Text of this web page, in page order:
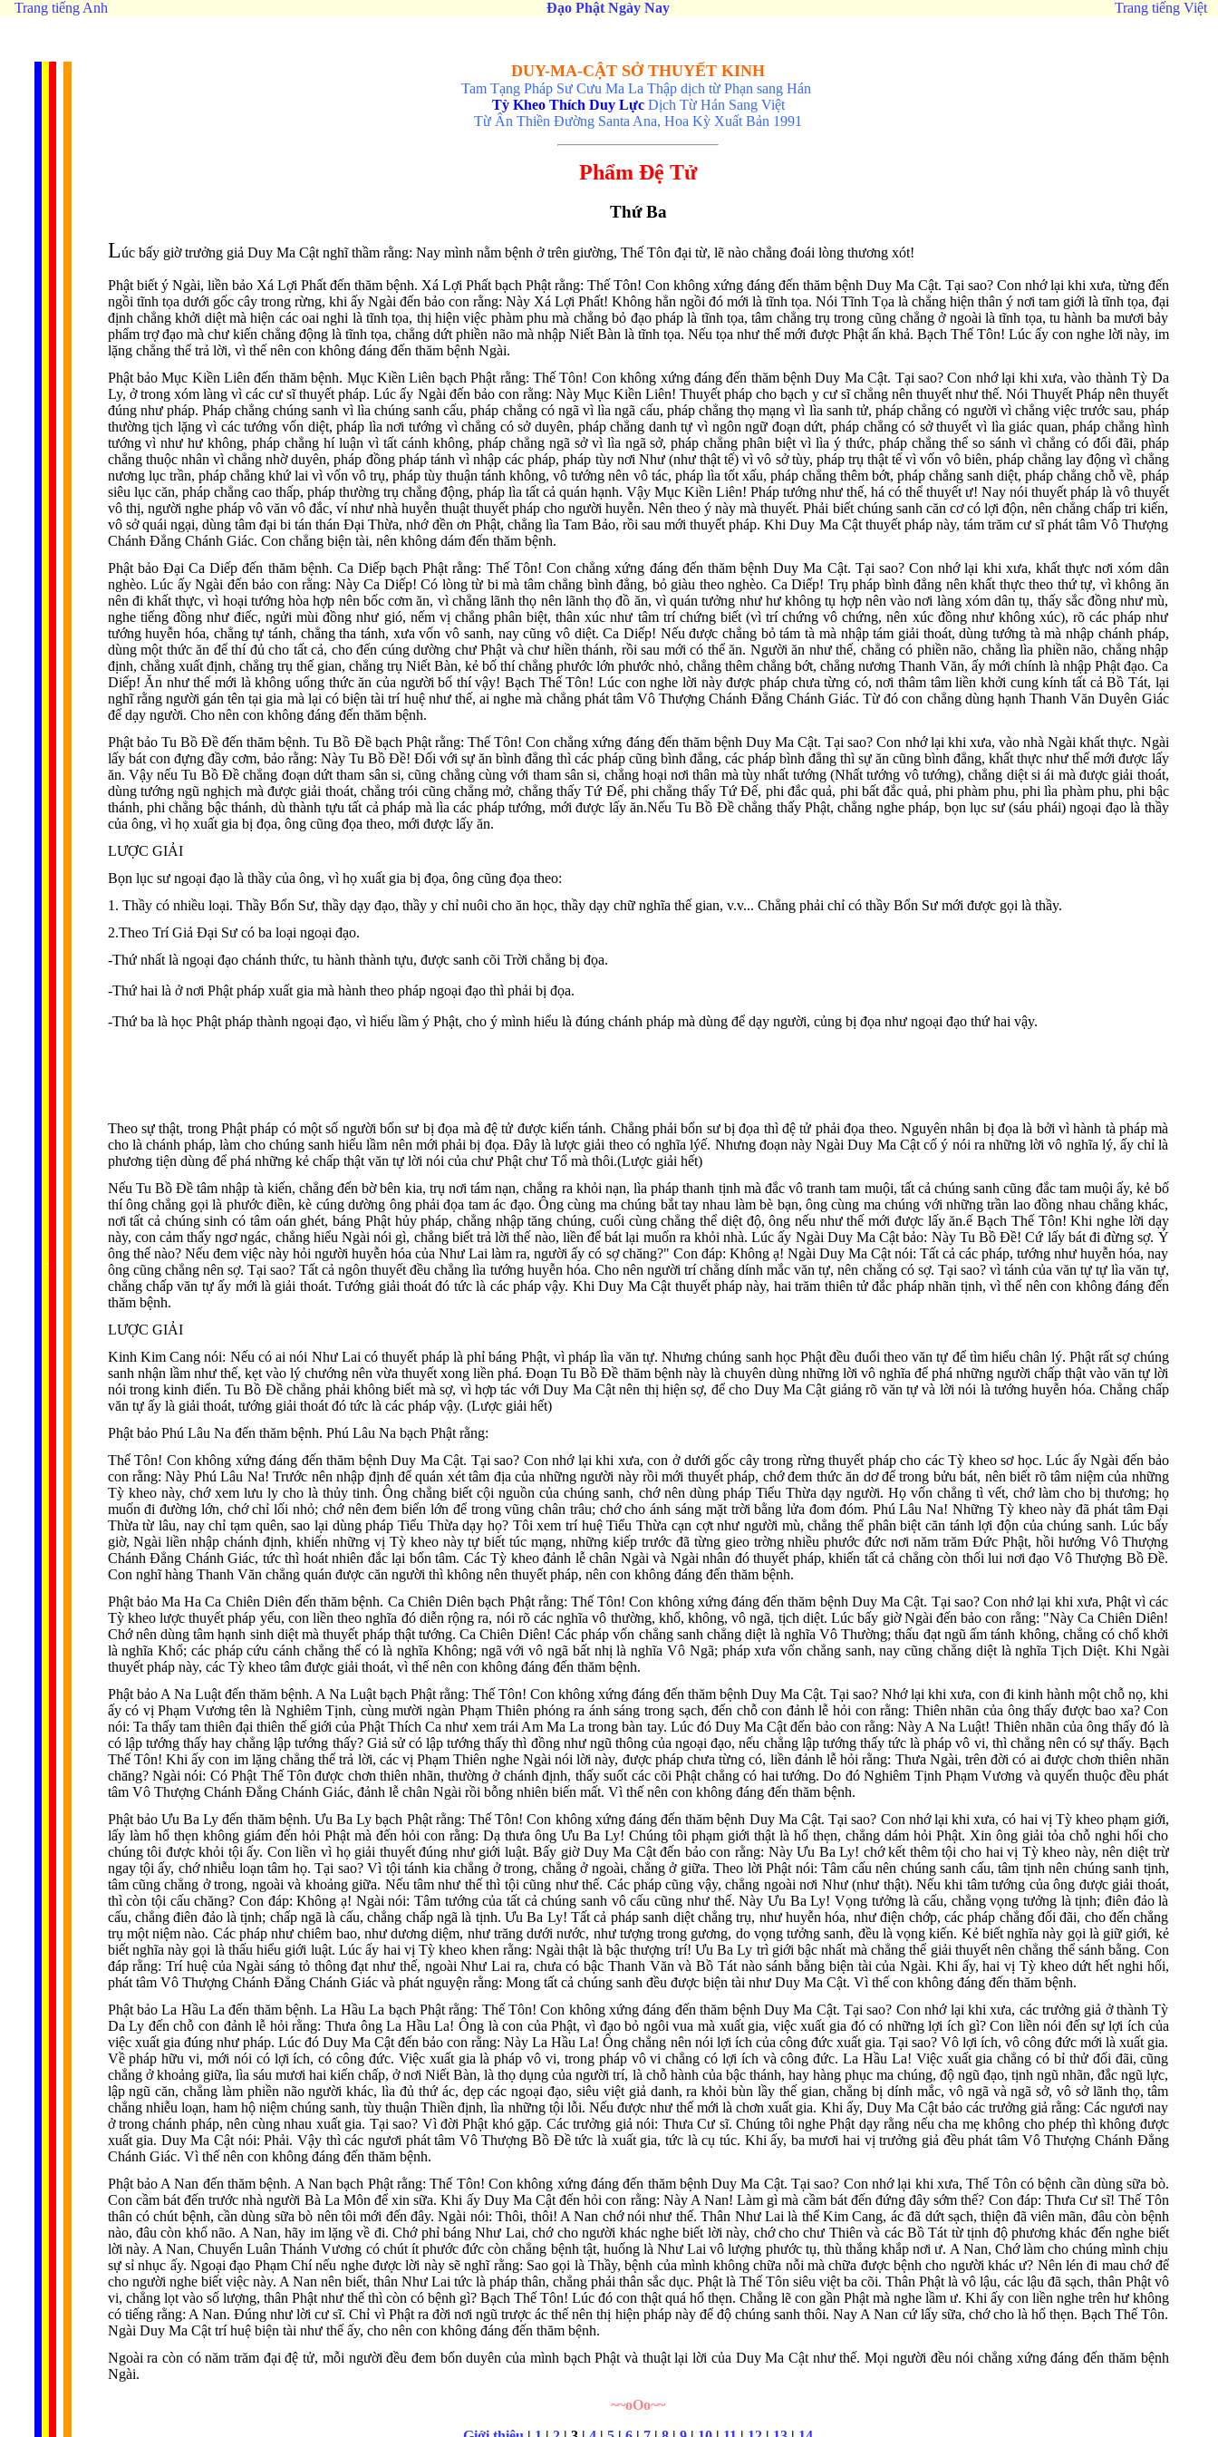
Trang tiếng Anh Đạo Phật Ngày Nay Trang tiếng Việt
.
DUY-MA-CẬT SỞ THUYẾT KINH
Tam Tạng Pháp Sư Cưu Ma La Thập dịch từ Phạn sang Hán
Tỳ Kheo Thích Duy LựcDịch Từ Hán Sang Việt
Từ Ân Thiền Ðường Santa Ana, Hoa Kỳ Xuất Bản 1991
Phẩm Ðệ Tử
Thứ Ba
Lúc bấy giờ trưởng giả Duy Ma Cật nghĩ thầm rằng: Nay mình nằm bệnh ở trên giường, Thế Tôn đại từ, lẽ nào chẳng đoái lòng thương xót!
Phật biết ý Ngài, liền bảo Xá Lợi Phất đến thăm bệnh. Xá Lợi Phất bạch Phật rằng: Thế Tôn! Con không xứng đáng đến thăm bệnh Duy Ma Cật. Tại sao? Con nhớ lại khi xưa, từng đến
ngồi tĩnh tọa dưới gốc cây trong rừng, khi ấy Ngài đến bảo con rằng: Này Xá Lợi Phất! Không hẳn ngồi đó mới là tĩnh tọa. Nói Tĩnh Tọa là chẳng hiện thân ý nơi tam giới là tĩnh tọa, đại
định chẳng khởi diệt mà hiện các oai nghi là tĩnh tọa, thị hiện việc phàm phu mà chẳng bỏ đạo pháp là tĩnh tọa, tâm chẳng trụ trong cũng chẳng ở ngoài là tĩnh tọa, tu hành ba mươi bảy
phẩm trợ đạo mà chư kiến chẳng động là tĩnh tọa, chẳng dứt phiền não mà nhập Niết Bàn là tĩnh tọa. Nếu tọa như thế mới được Phật ấn khả. Bạch Thế Tôn! Lúc ấy con nghe lời này, im
lặng chẳng thể trả lời, vì thế nên con không đáng đến thăm bệnh Ngài.
Phật bảo Mục Kiền Liên đến thăm bệnh. Mục Kiền Liên bạch Phật rằng: Thế Tôn! Con không xứng đáng đến thăm bệnh Duy Ma Cật. Tại sao? Con nhớ lại khi xưa, vào thành Tỳ Da
Ly, ở trong xóm làng vì các cư sĩ thuyết pháp. Lúc ấy Ngài đến bảo con rằng: Này Mục Kiền Liên! Thuyết pháp cho bạch y cư sĩ chẳng nên thuyết như thế. Nói Thuyết Pháp nên thuyết
đúng như pháp. Pháp chẳng chúng sanh vì lìa chúng sanh cấu, pháp chẳng có ngã vì lìa ngã cấu, pháp chẳng thọ mạng vì lìa sanh tử, pháp chẳng có người vì chẳng việc trước sau, pháp
thường tịch lặng vì các tướng vốn diệt, pháp lìa nơi tướng vì chẳng có sở duyên, pháp chẳng danh tự vì ngôn ngữ đoạn dứt, pháp chẳng có sở thuyết vì lìa giác quan, pháp chẳng hình
tướng vì như hư không, pháp chẳng hí luận vì tất cánh không, pháp chẳng ngã sở vì lìa ngã sở, pháp chẳng phân biệt vì lìa ý thức, pháp chẳng thể so sánh vì chẳng có đối đãi, pháp
chẳng thuộc nhân vì chẳng nhờ duyên, pháp đồng pháp tánh vì nhập các pháp, pháp tùy nơi Như (như thật tế) vì vô sở tùy, pháp trụ thật tế vì vốn vô biên, pháp chẳng lay động vì chẳng
nương lục trần, pháp chẳng khứ lai vì vốn vô trụ, pháp tùy thuận tánh không, vô tướng nên vô tác, pháp lìa tốt xấu, pháp chẳng thêm bớt, pháp chẳng sanh diệt, pháp chẳng chỗ về, pháp
siêu lục căn, pháp chẳng cao thấp, pháp thường trụ chẳng động, pháp lìa tất cả quán hạnh. Vậy Mục Kiền Liên! Pháp tướng như thế, há có thể thuyết ư! Nay nói thuyết pháp là vô thuyết
vô thị, người nghe pháp vô văn vô đắc, ví như nhà huyễn thuật thuyết pháp cho người huyễn. Nên theo ý này mà thuyết. Phải biết chúng sanh căn cơ có lợi độn, nên chẳng chấp tri kiến,
vô sở quái ngại, dùng tâm đại bi tán thán Ðại Thừa, nhớ đền ơn Phật, chẳng lìa Tam Bảo, rồi sau mới thuyết pháp. Khi Duy Ma Cật thuyết pháp này, tám trăm cư sĩ phát tâm Vô Thượng
Chánh Ðẳng Chánh Giác. Con chẳng biện tài, nên không dám đến thăm bệnh.
Phật bảo Ðại Ca Diếp đến thăm bệnh. Ca Diếp bạch Phật rằng: Thế Tôn! Con chẳng xứng đáng đến thăm bệnh Duy Ma Cật. Tại sao? Con nhớ lại khi xưa, khất thực nơi xóm dân
nghèo. Lúc ấy Ngài đến bảo con rằng: Này Ca Diếp! Có lòng từ bi mà tâm chẳng bình đẳng, bỏ giàu theo nghèo. Ca Diếp! Trụ pháp bình đẳng nên khất thực theo thứ tự, vì không ăn
nên đi khất thực, vì hoại tướng hòa hợp nên bốc cơm ăn, vì chẳng lãnh thọ nên lãnh thọ đồ ăn, vì quán tưởng như hư không tụ hợp nên vào nơi làng xóm dân tụ, thấy sắc đồng như mù,
nghe tiếng đồng như điếc, ngửi mùi đồng như gió, nếm vị chẳng phân biệt, thân xúc như tâm trí chứng biết (vì trí chứng vô chứng, nên xúc đồng như không xúc), rõ các pháp như
tướng huyễn hóa, chẳng tự tánh, chẳng tha tánh, xưa vốn vô sanh, nay cũng vô diệt. Ca Diếp! Nếu được chẳng bỏ tám tà mà nhập tám giải thoát, dùng tướng tà mà nhập chánh pháp,
dùng một thức ăn để thí đủ cho tất cả, cho đến cúng dường chư Phật và chư hiền thánh, rồi sau mới có thể ăn. Người ăn như thế, chẳng có phiền não, chẳng lìa phiền não, chẳng nhập
định, chẳng xuất định, chẳng trụ thế gian, chẳng trụ Niết Bàn, kẻ bố thí chẳng phước lớn phước nhỏ, chẳng thêm chẳng bớt, chẳng nương Thanh Văn, ấy mới chính là nhập Phật đạo. Ca
Diếp! Ăn như thế mới là không uổng thức ăn của người bố thí vậy! Bạch Thế Tôn! Lúc con nghe lời này được pháp chưa từng có, nơi thâm tâm liền khởi cung kính tất cả Bồ Tát, lại
nghĩ rằng người gán tên tại gia mà lại có biện tài trí huệ như thế, ai nghe mà chẳng phát tâm Vô Thượng Chánh Ðẳng Chánh Giác. Từ đó con chẳng dùng hạnh Thanh Văn Duyên Giác
để dạy người. Cho nên con không đáng đến thăm bệnh.
Phật bảo Tu Bồ Ðề đến thăm bệnh. Tu Bồ Ðề bạch Phật rằng: Thế Tôn! Con chẳng xứng đáng đến thăm bệnh Duy Ma Cật. Tại sao? Con nhớ lại khi xưa, vào nhà Ngài khất thực. Ngài
lấy bát con đựng đầy cơm, bảo rằng: Này Tu Bồ Ðề! Ðối với sự ăn bình đẳng thì các pháp cũng bình đẳng, các pháp bình đẳng thì sự ăn cũng bình đẳng, khất thực như thế mới được lấy
ăn. Vậy nếu Tu Bồ Ðề chẳng đoạn dứt tham sân si, cũng chẳng cùng với tham sân si, chẳng hoại nơi thân mà tùy nhất tướng (Nhất tướng vô tướng), chẳng diệt si ái mà được giải thoát,
dùng tướng ngũ nghịch mà được giải thoát, chẳng trói cũng chẳng mở, chẳng thấy Tứ Ðế, phi chẳng thấy Tứ Ðế, phi đắc quả, phi bất đắc quả, phi phàm phu, phi lìa phàm phu, phi bậc
thánh, phi chẳng bậc thánh, dù thành tựu tất cả pháp mà lìa các pháp tướng, mới được lấy ăn.Nếu Tu Bồ Ðề chẳng thấy Phật, chẳng nghe pháp, bọn lục sư (sáu phái) ngoại đạo là thầy
của ông, vì họ xuất gia bị đọa, ông cũng đọa theo, mới được lấy ăn.
LƯỢC GIẢI
Bọn lục sư ngoại đạo là thầy của ông, vì họ xuất gia bị đọa, ông cũng đọa theo:
1. Thầy có nhiều loại. Thầy Bổn Sư, thầy dạy đạo, thầy y chỉ nuôi cho ăn học, thầy dạy chữ nghĩa thế gian, v.v... Chẳng phải chỉ có thầy Bổn Sư mới được gọi là thầy.
2.Theo Trí Giả Ðại Sư có ba loại ngoại đạo.
-Thứ nhất là ngoại đạo chánh thức, tu hành thành tựu, được sanh cõi Trời chẳng bị đọa.
-Thứ hai là ở nơi Phật pháp xuất gia mà hành theo pháp ngoại đạo thì phải bị đọa.
-Thứ ba là học Phật pháp thành ngoại đạo, vì hiểu lầm ý Phật, cho ý mình hiểu là đúng chánh pháp mà dùng để dạy người, củng bị đọa như ngoại đạo thứ hai vậy.
Theo sự thật, trong Phật pháp có một số người bổn sư bị đọa mà đệ tử được kiến tánh. Chẳng phải bổn sư bị đọa thì đệ tử phải đọa theo. Nguyên nhân bị đọa là bởi vì hành tà pháp mà
cho là chánh pháp, làm cho chúng sanh hiểu lầm nên mới phải bị đọa. Ðây là lược giải theo có nghĩa lýế. Nhưng đoạn này Ngài Duy Ma Cật cố ý nói ra những lời vô nghĩa lý, ấy chỉ là
phương tiện dùng để phá những kẻ chấp thật văn tự lời nói của chư Phật chư Tổ mà thôi.(Lược giải hết)
Nếu Tu Bồ Ðề tâm nhập tà kiến, chẳng đến bờ bên kia, trụ nơi tám nạn, chẳng ra khỏi nạn, lìa pháp thanh tịnh mà đắc vô tranh tam muội, tất cả chúng sanh cũng đắc tam muội ấy, kẻ bố
thí ông chẳng gọi là phước điền, kè cúng dường ông phải đọa tam ác đạo. Ông cùng ma chúng bắt tay nhau làm bè bạn, ông cùng ma chúng với những trần lao đồng nhau chẳng khác,
nơi tất cả chúng sinh có tâm oán ghét, báng Phật hủy pháp, chẳng nhập tăng chúng, cuối cùng chẳng thể diệt độ, ông nếu như thế mới được lấy ăn.ế Bạch Thế Tôn! Khi nghe lời dạy
này, con cảm thấy ngơ ngác, chẳng hiểu Ngài nói gì, chẳng biết trả lời thế nào, liền để bát lại muốn ra khỏi nhà. Lúc ấy Ngài Duy Ma Cật bảo: Này Tu Bồ Ðề! Cứ lấy bát đi đừng sợ. Ý
ông thế nào? Nếu đem việc này hỏi người huyễn hóa của Như Lai làm ra, người ấy có sợ chăng?" Con đáp: Không ạ! Ngài Duy Ma Cật nói: Tất cả các pháp, tướng như huyễn hóa, nay
ông cũng chẳng nên sợ. Tại sao? Tất cả ngôn thuyết đều chẳng lìa tướng huyễn hóa. Cho nên người trí chẳng dính mắc văn tự, nên chẳng có sợ. Tại sao? vì tánh của văn tự tự lìa văn tự,
chẳng chấp văn tự ấy mới là giải thoát. Tướng giải thoát đó tức là các pháp vậy. Khi Duy Ma Cật thuyết pháp này, hai trăm thiên tử đắc pháp nhãn tịnh, vì thế nên con không đáng đến
thăm bệnh.
LƯỢC GIẢI
Kinh Kim Cang nói: Nếu có ai nói Như Lai có thuyết pháp là phỉ báng Phật, vì pháp lìa văn tự. Nhưng chúng sanh học Phật đều đuổi theo văn tự để tìm hiểu chân lý. Phật rất sợ chúng
sanh nhận lầm như thế, kẹt vào lý chướng nên vừa thuyết xong liền phá. Ðoạn Tu Bồ Ðề thăm bệnh này là chuyên dùng những lời vô nghĩa để phá những người chấp thật vào văn tự lời
nói trong kinh điển. Tu Bồ Ðề chẳng phải không biết mà sợ, vì hợp tác với Duy Ma Cật nên thị hiện sợ, để cho Duy Ma Cật giảng rõ văn tự và lời nói là tướng huyễn hóa. Chẳng chấp
văn tự ấy là giải thoát, tướng giải thoát đó tức là các pháp vậy. (Lược giải hết)
Phật bảo Phú Lâu Na đến thăm bệnh. Phú Lâu Na bạch Phật rằng:
Thế Tôn! Con không xứng đáng đến thăm bệnh Duy Ma Cật. Tại sao? Con nhớ lại khi xưa, con ở dưới gốc cây trong rừng thuyết pháp cho các Tỳ kheo sơ học. Lúc ấy Ngài đến bảo
con rằng: Này Phú Lâu Na! Trước nên nhập định để quán xét tâm địa của những người này rồi mới thuyết pháp, chớ đem thức ăn dơ để trong bửu bát, nên biết rõ tâm niệm của những
Tỳ kheo này, chớ xem lưu ly cho là thủy tinh. Ông chẳng biết cội nguồn của chúng sanh, chớ nên dùng pháp Tiểu Thừa dạy người. Họ vốn chẳng tì vết, chớ làm cho bị thương; họ
muốn đi đường lớn, chớ chỉ lối nhỏ; chớ nên đem biển lớn để trong vũng chân trâu; chớ cho ánh sáng mặt trời bằng lửa đom đóm. Phú Lâu Na! Những Tỳ kheo này đã phát tâm Ðại
Thừa từ lâu, nay chỉ tạm quên, sao lại dùng pháp Tiểu Thừa dạy họ? Tôi xem trí huệ Tiểu Thừa cạn cợt như người mù, chẳng thể phân biệt căn tánh lợi độn của chúng sanh. Lúc bấy
giờ, Ngài liền nhập chánh định, khiến những vị Tỳ kheo này tự biết túc mạng, những kiếp trước đã từng gieo trờng nhiều phước đức nơi năm trăm Ðức Phật, hồi hướng Vô Thượng
Chánh Ðẳng Chánh Giác, tức thì hoát nhiên đắc lại bổn tâm. Các Tỳ kheo đảnh lễ chân Ngài và Ngài nhân đó thuyết pháp, khiến tất cả chẳng còn thối lui nơi đạo Vô Thượng Bồ Ðề.
Con nghĩ hàng Thanh Văn chẳng quán được căn người thì không nên thuyết pháp, nên con không đáng đến thăm bệnh.
Phật bảo Ma Ha Ca Chiên Diên đến thăm bệnh. Ca Chiên Diên bạch Phật rằng: Thế Tôn! Con không xứng đáng đến thăm bệnh Duy Ma Cật. Tại sao? Con nhớ lại khi xưa, Phật vì các
Tỳ kheo lược thuyết pháp yếu, con liền theo nghĩa đó diễn rộng ra, nói rõ các nghĩa vô thường, khổ, không, vô ngã, tịch diệt. Lúc bấy giờ Ngài đến bảo con rằng: "Này Ca Chiên Diên!
Chớ nên dùng tâm hạnh sinh diệt mà thuyết pháp thật tướng. Ca Chiên Diên! Các pháp vốn chẳng sanh chẳng diệt là nghĩa Vô Thường; thấu đạt ngũ ấm tánh không, chẳng có chổ khởi
là nghĩa Khổ; các pháp cứu cánh chẳng thể có là nghĩa Không; ngã với vô ngã bất nhị là nghĩa Vô Ngã; pháp xưa vốn chẳng sanh, nay cũng chẳng diệt là nghĩa Tịch Diệt. Khi Ngài
thuyết pháp này, các Tỳ kheo tâm được giải thoát, vì thế nên con không đáng đến thăm bệnh.
Phật bảo A Na Luật đến thăm bệnh. A Na Luật bạch Phật rằng: Thế Tôn! Con không xứng đáng đến thăm bệnh Duy Ma Cật. Tại sao? Nhớ lại khi xưa, con đi kinh hành một chỗ nọ, khi
ấy có vị Phạm Vương tên là Nghiêm Tịnh, cùng mười ngàn Phạm Thiên phóng ra ánh sáng trong sạch, đến chỗ con đảnh lễ hỏi con rằng: Thiên nhãn của ông thấy được bao xa? Con
nói: Ta thấy tam thiên đại thiên thế giới của Phật Thích Ca như xem trái Am Ma La trong bàn tay. Lúc đó Duy Ma Cật đến bảo con rằng: Này A Na Luật! Thiên nhãn của ông thấy đó là
có lập tướng thấy hay chẳng lập tướng thấy? Giả sử có lập tướng thấy thì đồng như ngũ thông của ngoại đạo, nếu chẳng lập tướng thấy tức là pháp vô vi, thì chẳng nên có sự thấy. Bạch
Thế Tôn! Khi ấy con im lặng chẳng thể trả lời, các vị Phạm Thiên nghe Ngài nói lời này, được pháp chưa từng có, liền đảnh lễ hỏi rằng: Thưa Ngài, trên đời có ai được chơn thiên nhãn
chăng? Ngài nói: Có Phật Thế Tôn được chơn thiên nhãn, thường ở chánh định, thấy suốt các cõi Phật chẳng có hai tướng. Do đó Nghiêm Tịnh Phạm Vương và quyến thuộc đều phát
tâm Vô Thượng Chánh Ðẳng Chánh Giác, đảnh lễ chân Ngài rồi bỗng nhiên biến mất. Vì thế nên con không đáng đến thăm bệnh.
Phật bảo Ưu Ba Ly đến thăm bệnh. Ưu Ba Ly bạch Phật rằng: Thế Tôn! Con không xứng đáng đến thăm bệnh Duy Ma Cật. Tại sao? Con nhớ lại khi xưa, có hai vị Tỳ kheo phạm giới,
lấy làm hổ thẹn không giám đến hỏi Phật mà đến hỏi con rằng: Dạ thưa ông Ưu Ba Ly! Chúng tôi phạm giới thật là hổ thẹn, chẳng dám hỏi Phật. Xin ông giải tỏa chỗ nghi hối cho
chúng tôi được khỏi tội ấy. Con liền vì họ giải thuyết đúng như giới luật. Bấy giờ Duy Ma Cật đến bảo con rằng: Này Ưu Ba Ly! chớ kết thêm tội cho hai vị Tỳ kheo này, nên diệt trừ
ngay tội ấy, chớ nhiễu loạn tâm họ. Tại sao? Vì tội tánh kia chẳng ở trong, chẳng ở ngoài, chẳng ở giữa. Theo lời Phật nói: Tâm cấu nên chúng sanh cấu, tâm tịnh nên chúng sanh tịnh,
tâm cũng chẳng ở trong, ngoài và khoảng giữa. Nếu tâm như thế thì tội cũng như thế. Các pháp cũng vậy, chẳng ngoài nơi Như (như thật). Nếu khi tâm tướng của ông được giải thoát,
thì còn tội cấu chăng? Con đáp: Không ạ! Ngài nói: Tâm tướng của tất cả chúng sanh vô cấu cũng như thế. Này Ưu Ba Ly! Vọng tưởng là cấu, chẳng vọng tưởng là tịnh; điên đảo là
cấu, chẳng điên đảo là tịnh; chấp ngã là cấu, chẳng chấp ngã là tịnh. Ưu Ba Ly! Tất cả pháp sanh diệt chẳng trụ, như huyễn hóa, như điện chớp, các pháp chẳng đối đãi, cho đến chẳng
trụ một niệm nào. Các pháp như chiêm bao, như dương diệm, như trăng dưới nước, như tượng trong gương, do vọng tưởng sanh, đều là vọng kiến. Kẻ biết nghĩa này gọi là giữ giới, kẻ
biết nghĩa này gọi là thấu hiểu giới luật. Lúc ấy hai vị Tỳ kheo khen rằng: Ngài thật là bậc thượng trí! Ưu Ba Ly trì giới bậc nhất mà chẳng thể giải thuyết nên chẳng thể sánh bằng. Con
đáp rằng: Trí huệ của Ngài sáng tỏ thông đạt như thế, ngoài Như Lai ra, chưa có bậc Thanh Văn và Bồ Tát nào sánh bằng biện tài của Ngài. Khi ấy, hai vị Tỳ kheo dứt hết nghi hối,
phát tâm Vô Thượng Chánh Ðẳng Chánh Giác và phát nguyện rằng: Mong tất cả chúng sanh đều được biện tài như Duy Ma Cật. Vì thế con không đáng đến thăm bệnh.
Phật bảo La Hầu La đến thăm bệnh. La Hầu La bạch Phật rằng: Thế Tôn! Con không xứng đáng đến thăm bệnh Duy Ma Cật. Tại sao? Con nhớ lại khi xưa, các trưởng giả ở thành Tỳ
Da Ly đến chỗ con đảnh lễ hỏi rằng: Thưa ông La Hầu La! Ông là con của Phật, vì đạo bỏ ngôi vua mà xuất gia, việc xuất gia đó có những lợi ích gì? Con liền nói đến sự lợi ích của
việc xuất gia đúng như pháp. Lúc đó Duy Ma Cật đến bảo con rằng: Này La Hầu La! Ông chẳng nên nói lợi ích của công đức xuất gia. Tại sao? Vô lợi ích, vô công đức mới là xuất gia.
Về pháp hữu vi, mới nói có lợi ích, có công đức. Việc xuất gia là pháp vô vi, trong pháp vô vi chẳng có lợi ích và công đức. La Hầu La! Việc xuất gia chẳng có bỉ thử đối đãi, cũng
chẳng ở khoảng giữa, lìa sáu mươi hai kiến chấp, ở nơi Niết Bàn, là thọ dụng của người trí, là chỗ hành của bậc thánh, hay hàng phục ma chúng, độ ngũ đạo, tịnh ngũ nhãn, đắc ngũ lực,
lập ngũ căn, chẳng làm phiền não người khác, lìa đủ thứ ác, dẹp các ngoại đạo, siêu việt giả danh, ra khỏi bùn lầy thế gian, chẳng bị dính mắc, vô ngã và ngã sở, vô sở lãnh thọ, tâm
chẳng nhiễu loạn, ham hộ niệm chúng sanh, tùy thuận Thiền định, lìa những tội lỗi. Nếu được như thế mới là chơn xuất gia. Khi ấy, Duy Ma Cật bảo các trưởng giả rằng: Các ngươi nay
ở trong chánh pháp, nên cùng nhau xuất gia. Tại sao? Vì đời Phật khó gặp. Các trưởng giả nói: Thưa Cư sĩ. Chúng tôi nghe Phật dạy rằng nếu cha mẹ không cho phép thì không được
xuất gia. Duy Ma Cật nói: Phải. Vậy thì các ngươi phát tâm Vô Thượng Bồ Ðề tức là xuất gia, tức là cụ túc. Khi ấy, ba mươi hai vị trưởng giả đều phát tâm Vô Thượng Chánh Ðẳng
Chánh Giác. Vì thế nên con không đáng đến thăm bệnh.
Phật bảo A Nan đến thăm bệnh. A Nan bạch Phật rằng: Thế Tôn! Con không xứng đáng đến thăm bệnh Duy Ma Cật. Tại sao? Con nhớ lại khi xưa, Thế Tôn có bệnh cần dùng sữa bò.
Con cầm bát đến trước nhà người Bà La Môn để xin sữa. Khi ấy Duy Ma Cật đến hỏi con rằng: Này A Nan! Làm gì mà cầm bát đến đứng đây sớm thế? Con đáp: Thưa Cư sĩ! Thế Tôn
thân có chút bệnh, cần dùng sữa bò nên tôi mới đến đây. Ngài nói: Thôi, thôi! A Nan chớ nói như thế. Thân Như Lai là thể Kim Cang, ác đã dứt sạch, thiện đã viên mãn, đâu còn bệnh
nào, đâu còn khổ não. A Nan, hãy im lặng về đi. Chớ phỉ báng Như Lai, chớ cho người khác nghe biết lời này, chớ cho chư Thiên và các Bồ Tát từ tịnh độ phương khác đến nghe biết
lời này. A Nan, Chuyển Luân Thánh Vương có chút ít phước đức còn chẳng bệnh tật, huống là Như Lai vô lượng phước tụ, thù thắng khắp nơi ư. A Nan, Chớ làm cho chúng mình chịu
sự sỉ nhục ấy. Ngoại đạo Phạm Chí nếu nghe được lời này sẽ nghĩ rằng: Sao gọi là Thầy, bệnh của mình không chữa nỗi mà chữa được bệnh cho người khác ư? Nên lén đi mau chớ để
cho người nghe biết việc này. A Nan nên biết, thân Như Lai tức là pháp thân, chẳng phải thân sắc dục. Phật là Thế Tôn siêu việt ba cõi. Thân Phật là vô lậu, các lậu đã sạch, thân Phật vô
vi, chẳng lọt vào số lượng, thân Phật như thế thì còn có bệnh gì? Bạch Thế Tôn! Lúc đó con thật quá hổ thẹn. Chẳng lẽ con gần Phật mà nghe lầm ư. Khi ấy con liền nghe trên hư không
có tiếng rằng: A Nan. Ðúng như lời cư sĩ. Chỉ vì Phật ra đời nơi ngũ trược ác thế nên thị hiện pháp này để độ chúng sanh thôi. Nay A Nan cứ lấy sữa, chớ cho là hổ thẹn. Bạch Thế Tôn.
Ngài Duy Ma Cật trí huệ biện tài như thế ấy, cho nên con không đáng đến thăm bệnh.
Ngoài ra còn có năm trăm đại đệ tử, mỗi người đều đem bổn duyên của mình bạch Phật và thuật lại lời của Duy Ma Cật như thế. Mọi người đều nói chẳng xứng đáng đến thăm bệnh
Ngài.
~~oOo~~